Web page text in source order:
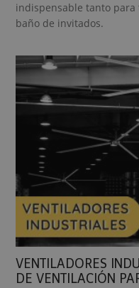
indispensable tanto
baño de invitados.
VENTILADORES
DE VENTILACIÓN